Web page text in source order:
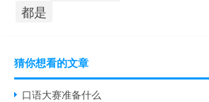
都是
猜你想看的文章
口语大赛准备什么